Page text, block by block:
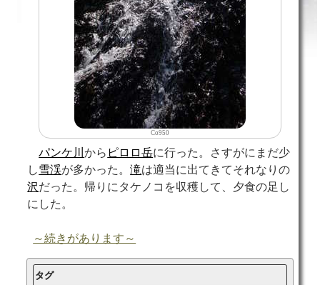
Co950
パンケ川から ピロロ岳に行った。さすがにまだ少
し雪渓が多かった。滝は適当に出てきてそれなりの
沢だった。帰りにタケノコを収穫して、夕食の足し
にした。
～続きがあります～
タグ